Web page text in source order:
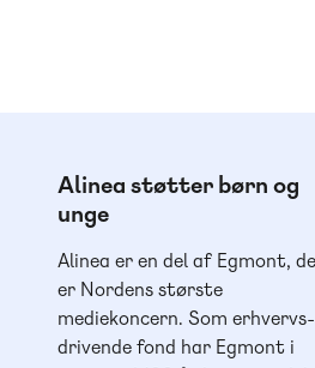
Alinea støtter børn og
unge
Alinea er en del af Egmont,
er Nordens største
mediekoncern. Som erhvervs-
drivende fond har Egmont i